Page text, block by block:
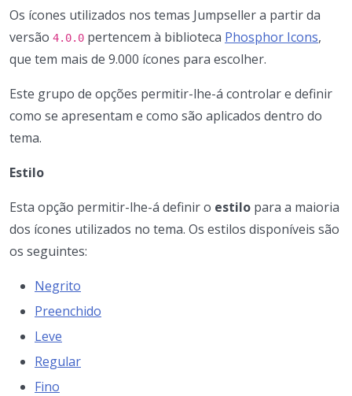
Os ícones utilizados nos temas Jumpseller a partir da
versão 4.0.0 pertencem à biblioteca Phosphor Icons,
que tem mais de 9.000 ícones para escolher.
Este grupo de opções permitir-lhe-á controlar e definir
como se apresentam e como são aplicados dentro do
tema.
Estilo
Esta opção permitir-lhe-á definir o estilo para a maioria
dos ícones utilizados no tema. Os estilos disponíveis são
os seguintes:
Negrito
Preenchido
Leve
Regular
Fino